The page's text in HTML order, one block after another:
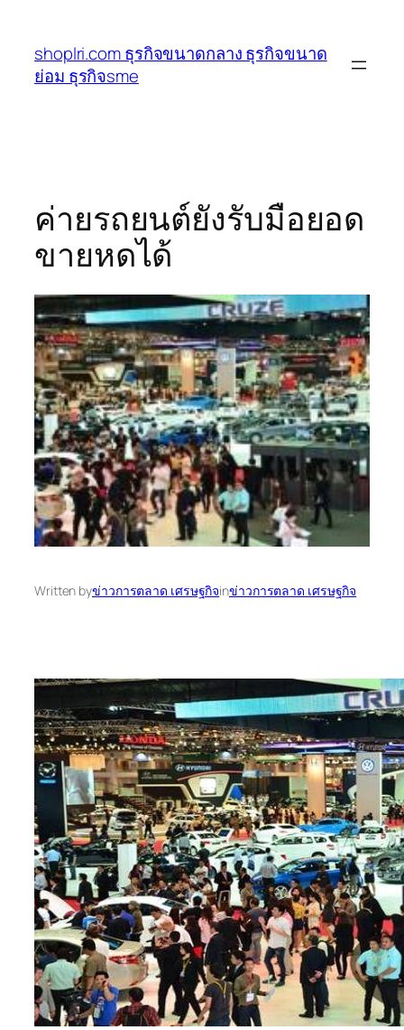
เนื้อหา
shoplri.com ธุรกิจขนาดกลาง ธุรกิจขนาด
ย่อม ธุรกิจsme
ค่ายรถยนต์ยังรับมือยอด
ขายหดได้
Written byข่าวการตลาด เศรษฐกิจinข่าวการตลาด เศรษฐกิจ